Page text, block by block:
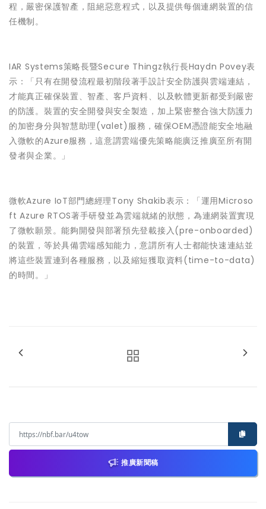
程，嚴密保護智產，阻絕惡意程式，以及提供每個連網裝置的信
任機制。
IAR Systems策略長暨Secure Thingz執行長Haydn Povey表
示：「只有在開發流程最初階段著手設計安全防護與雲端連結，
才能真正確保裝置、智產、客戶資料、以及軟體更新都受到嚴密
的防護。裝置的安全開發與安全製造，加上緊密整合強大防護力
的加密身分與智慧助理(valet)服務，確保OEM憑證能安全地融
入微軟的Azure服務，這意謂雲端優先策略能廣泛推廣至所有開
發者與企業。」
微軟Azure IoT部門總經理Tony Shakib表示：「運用Microso
ft Azure RTOS著手研發並為雲端就緒的狀態，為連網裝置實現
了微軟願景。能夠開發與部署預先登載接入(pre-onboarded)
的裝置，等於具備雲端感知能力，意謂所有人士都能快速連結並
將這些裝置連到各種服務，以及縮短獲取資料(time-to-data)
的時間。」
推廣新聞稿